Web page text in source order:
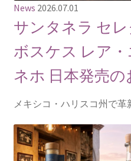
News 2026.07.01
サンタネラ セ
ボスケス レア
ネホ 日本発売の
メキシコ・ハリスコ州で